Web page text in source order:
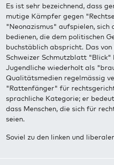
Es ist sehr bezeichnend, dass
mutige Kämpfer gegen
"Neonazismus" aufspielen, sich
bedienen, die dem politischen
buchstäblich abspricht. Das
Schweizer Schmutzblatt "Blick"
Jugendliche wiederholt als
Qualitätsmedien regelmässig
"Rattenfänger" für
sprachliche Kategorie; er
dass Menschen, die sich für
seien.
Soviel zu den linken und